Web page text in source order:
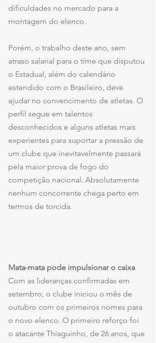
dificuldades no mercado para a
montagem do elenco.
Porém, o trabalho deste ano, sem
atraso salarial para o time que disputou
o Estadual, além do calendário
estendido com o Brasileiro, deve
ajudar no convencimento de atletas. O
perfil segue em talentos
desconhecidos e alguns atletas mais
experientes para suportar a pressão de
um clube que inevitavelmente passará
pela maior prova de fogo do
competição nacional. Absolutamente
nenhum concorrente chega perto em
termos de torcida.
Mata-mata pode impulsionar o caixa
Com as lideranças confirmadas em
setembro, o clube iniciou o mês de
outubro com os primeiros nomes para
o novo elenco. O primeiro reforço foi
o atacante Thiaguinho, de 26 anos, que